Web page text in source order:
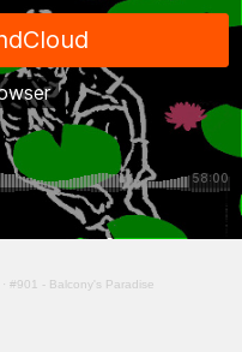
· #901 - Balcony's Paradise